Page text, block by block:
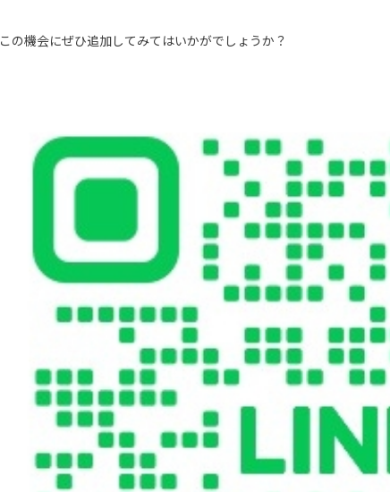
この機会にぜひ追加してみてはいかがでしょうか？